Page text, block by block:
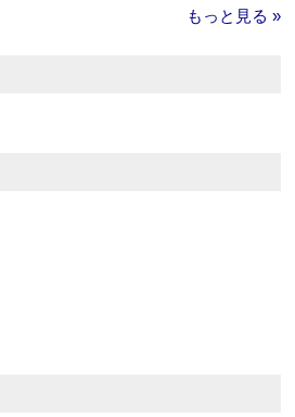
もっと見る »